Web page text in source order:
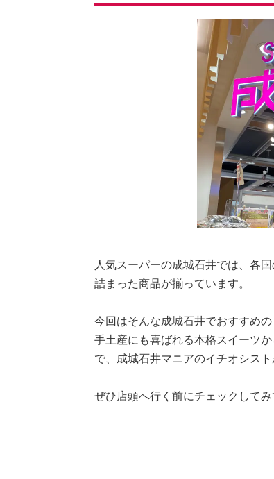
人気スーパーの成城石井では、各
詰まった商品が揃っています。
今回はそんな成城石井でおすすめ
手土産にも喜ばれる本格スイーツ
で、成城石井マニアのイチオシス
ぜひ店頭へ行く前にチェックしてみ